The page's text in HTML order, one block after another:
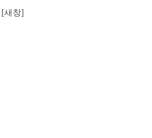
[새창]